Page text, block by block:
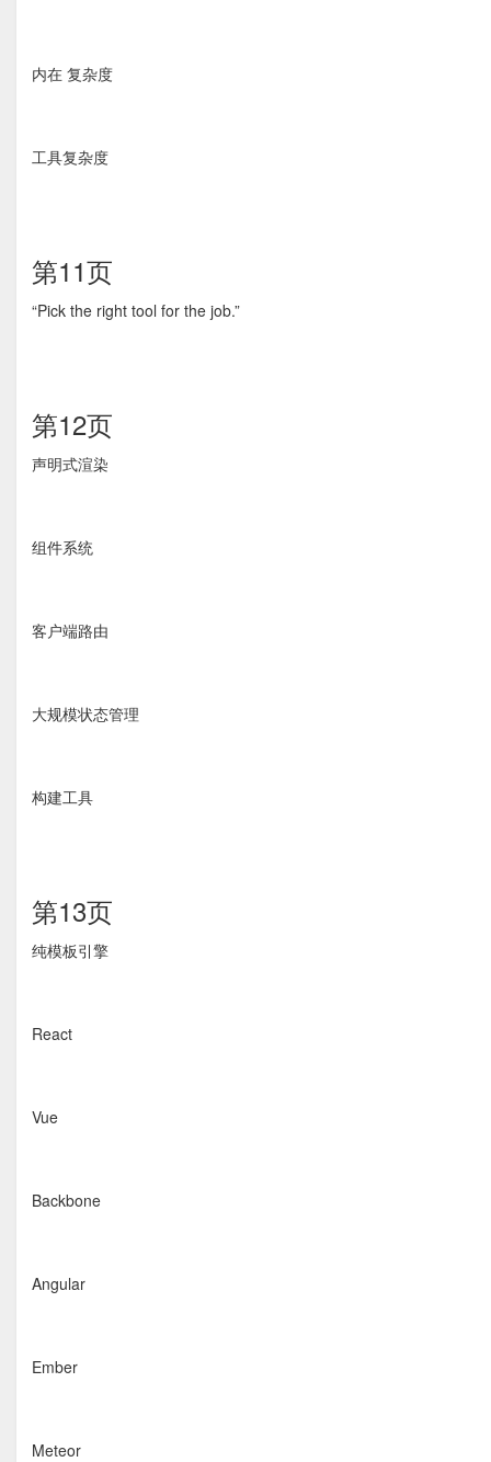
内在 复杂度
工具复杂度
第11页
“Pick the right tool for the job.”
第12页
声明式渲染
组件系统
客户端路由
大规模状态管理
构建工具
第13页
纯模板引擎
React
Vue
Backbone
Angular
Ember
Meteor